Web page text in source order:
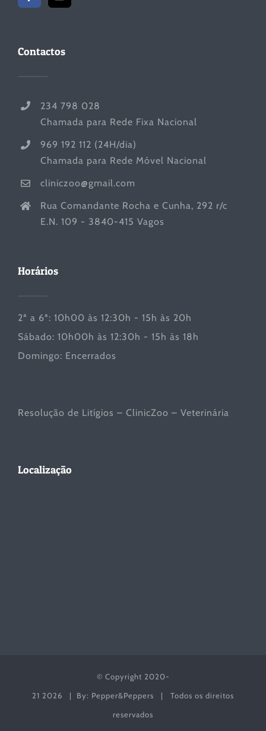
Contactos
234 798 028
Chamada para Rede Fixa Nacional
969 192 112 (24H/dia)
Chamada para Rede Móvel Nacional
cliniczoo@gmail.com
Rua Comandante Rocha e Cunha, 292 r/c
E.N. 109 - 3840-415 Vagos
Horários
2ª a 6ª: 10h00 às 12:30h - 15h às 20h
Sábado: 10h00h às 12:30h - 15h às 18h
Domingo: Encerrados
Resolução de Litígios – ClinicZoo – Veterinária
Localização
© Copyright 2020-
21 2026 | By: Pepper&Peppers | Todos os direitos
reservados